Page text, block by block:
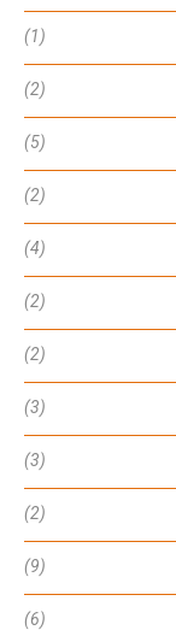
(1)
(2)
(5)
(2)
(4)
(2)
(2)
(3)
(3)
(2)
(9)
(6)